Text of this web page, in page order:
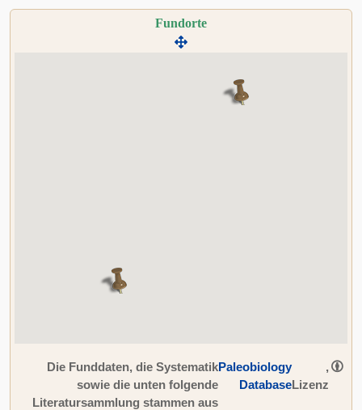
Fundorte
Die Funddaten, die Systematik
sowie die unten folgende
Literatursammlung stammen aus
Paleobiology
Database
,
Lizenz